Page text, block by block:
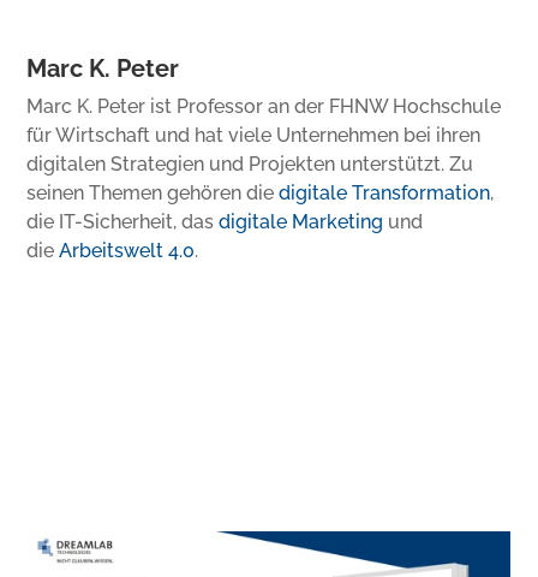
Marc K. Peter
Marc K. Peter ist Professor an der FHNW Hochschule
für Wirtschaft und hat viele Unternehmen bei ihren
digitalen Strategien und Projekten unterstützt. Zu
seinen Themen gehören die digitale Transformation,
die IT-Sicherheit, das digitale Marketing und
die Arbeitswelt 4.0.